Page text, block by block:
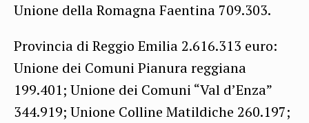
Unione della Romagna Faentina 709.303.
Provincia di Reggio Emilia 2.616.313 euro:
Unione dei Comuni Pianura reggiana
199.401; Unione dei Comuni “Val d’Enza”
344.919; Unione Colline Matildiche 260.197;